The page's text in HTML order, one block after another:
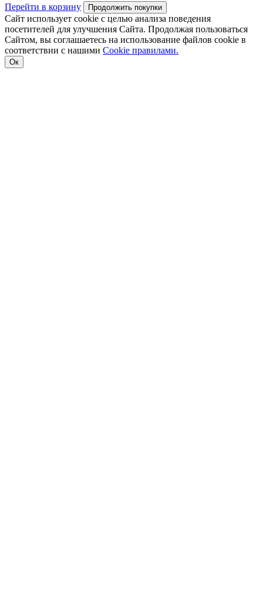
Перейти в корзину Продолжить покупки
Сайт использует cookie с целью анализа поведения
посетителей для улучшения Сайта. Продолжая пользоваться
Сайтом, вы соглашаетесь на использование файлов cookie в
соответствии с нашими Cookiе правилами.
Ок